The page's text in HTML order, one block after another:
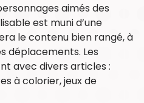
aimés des
est muni d’une
le contenu bien rangé, à
déplacements. Les
avec divers articles :
à colorier, jeux de